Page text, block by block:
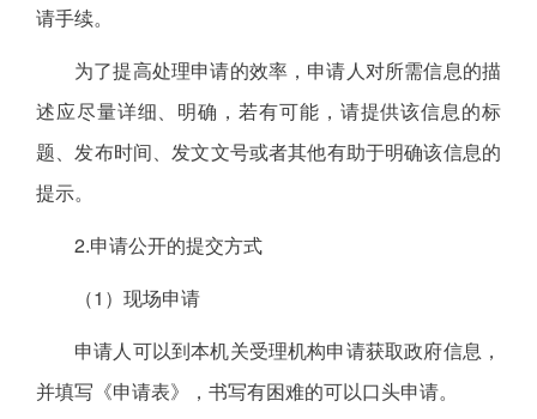
请手续。
为了提高处理申请的效率，申请人对所需信息的描
述应尽量详细、明确，若有可能，请提供该信息的标
题、发布时间、发文文号或者其他有助于明确该信息的
提示。
2.申请公开的提交方式
（1）现场申请
申请人可以到本机关受理机构申请获取政府信息，
并填写《申请表》，书写有困难的可以口头申请。